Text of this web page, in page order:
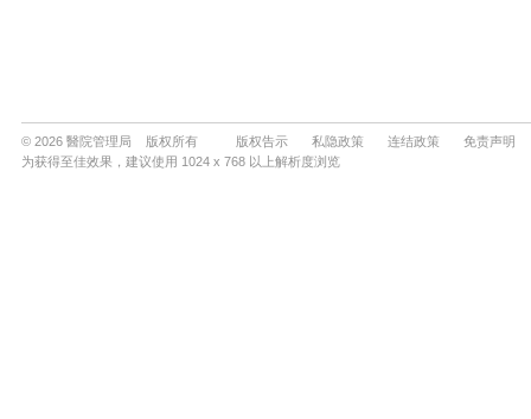
© 2026 醫院管理局 版权所有 版权告示 私隐政策 连结政策
免责声明
为获得至佳效果，建议使用 1024 x 768 以上解析度浏览